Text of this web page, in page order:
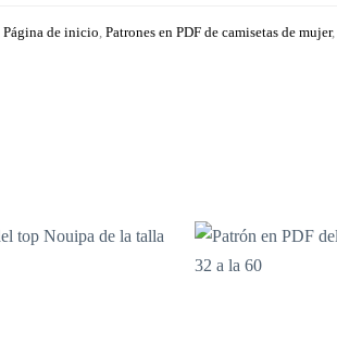
Página de inicio Patrones en PDF de camisetas de mujer,